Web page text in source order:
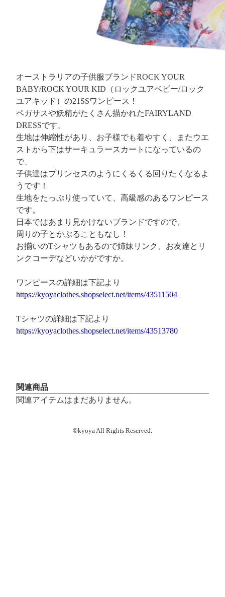
オーストラリアの子供服ブランドROCK YOUR
BABY/ROCK YOUR KID（ロックユアベビー/ロック
ユアキッド）の21SSワンピース！
ペガサスや妖精がたくさん描かれたFAIRYLAND
DRESSです。
生地は伸縮性があり、お子様でも着やすく、またウエ
ストから下はサーキュラースカートになっているの
で、
子供達はプリンセスのようにくるくる回りたくなるよ
うです！
生地をたっぷり使っていて、高級感のあるワンピース
です。
日本ではあまり見かけないブランドですので、
周りの子とかぶることもなし！
お揃いのTシャツもあるので姉妹リンク、お友達とリ
ンクコーデなどいかがですか。
ワンピースの詳細は下記より
https://kyoyaclothes.shopselect.net/items/43511504
Tシャツの詳細は下記より
https://kyoyaclothes.shopselect.net/items/43513780
関連商品
関連アイテムはまだありません。
©kyoya All Rights Reserved.